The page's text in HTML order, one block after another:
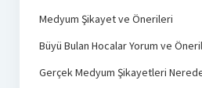
Medyum Şikayet ve Önerileri
Büyü Bulan Hocalar Yorum ve
Gerçek Medyum Şikayetleri